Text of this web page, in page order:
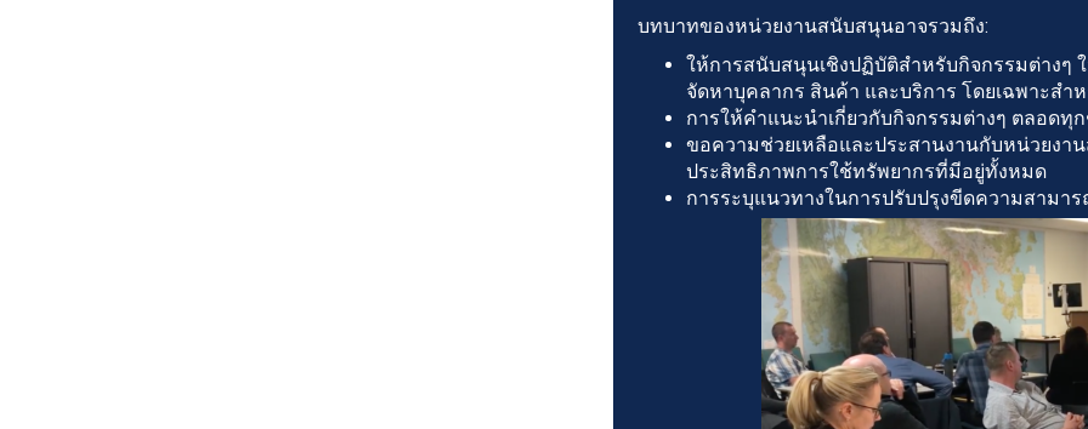
บทบาทของหน่วยงานสนับสนุนอาจรวมถึง:
ให้การสนับสนุนเชิงปฏิบัติสำหรับกิจกรรมต่างๆ
จัดหาบุคลากร สินค้า และบริการ โดยเฉพาะสำ
การให้คำแนะนำเกี่ยวกับกิจกรรมต่างๆ ตลอดทุก
ขอความช่วยเหลือและประสานงานกับหน่วยงา
ประสิทธิภาพการใช้ทรัพยากรที่มีอยู่ทั้งหมด
การระบุแนวทางในการปรับปรุงขีดความสามา